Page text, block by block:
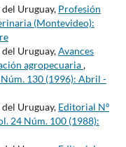
Uruguay, Profesión
(Montevideo):
Uruguay,Avances
agropecuaria,
130 (1996): Abril -
Uruguay, Editorial Nº
24 Núm. 100 (1988):